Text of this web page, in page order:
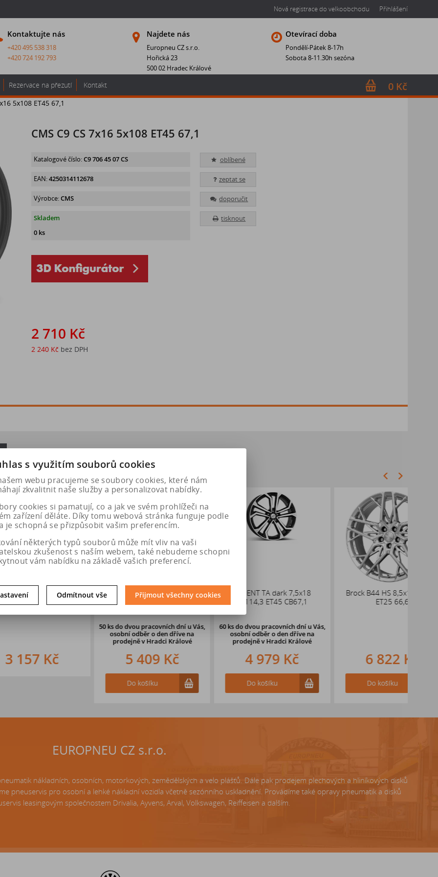
Nová registrace do velkoobchodu Přihlášení
Kontaktujte nás
+420 495 538 318
+420 724 192 793
Najdete nás
Europneu CZ s.r.o.
Hořická 23
500 02 Hradec Králové
Otevírací doba
Pondělí-Pátek 8-17h
Sobota 8-11.30h sezóna
0 Kč
Rezervace na přezutí
Kontakt
5x108 ET45 67,1
CMS C9 CS 7x16 5x108 ET45 67,1
oblíbené
zeptat se
doporučit
tisknout
Katalogové číslo:C9 706 45 07 CS
EAN:4250314112678
Výrobce:CMS
Skladem
0 ks
2 710 Kč
2 240 Kč bez DPH
245/45 R19 102V
CONTINENTAL TS-870 P XL
do dvou pracovních dní u Vás,
osobní odběr o den dřívena
prodejně v Hradci Králové
5 409 Kč
DEZENT TA dark 7,5x18
5x114,3 ET45 CB67,1
60 ksdo dvou pracovních dní u Vás,
osobní odběr o den dřívena
prodejně v Hradci Králové
4 979 Kč
Brock B44 HS 8,5x19 5x112
6 822 Kč
EUROPNEU CZ s.r.o.
nákladních, osobních, motorkových, zemědělských a velo plášťů. Dále pak prodejem plechových a hliníkových disků
pneuservis pro osobní a lehké nákladní vozidla včetně sezónního uskladnění. Provádíme také opravy pneumatik a disků
leasingovým společnostem Drivalia, Ayvens, Arval, Volkswagen, Reiffeisen a dalším.
s využitím souborů cookies
webu pracujeme se soubory cookies, které nám
zkvalitnit naše služby a personalizovat nabídky.
cookies si pamatují, co a jak ve svém prohlížeči na
zařízení děláte. Díky tomu webová stránka funguje podle
je schopná se přizpůsobit vašim preferencím.
některých typů souborů může mít vliv na vaši
zkušenost s naším webem, také nebudeme schopni
vám nabídku na základě vašich preferencí.
Odmítnout vše Přijmout všechny cookies